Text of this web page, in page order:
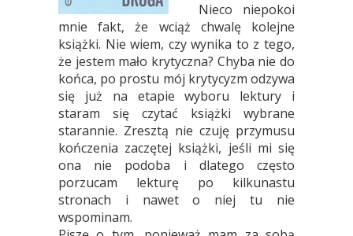
Nieco niepokoi
mnie fakt, że wciąż chwalę kolejne
książki. Nie wiem, czy wynika to z tego,
że jestem mało krytyczna? Chyba nie do
końca, po prostu mój krytycyzm odzywa
się już na etapie wyboru lektury i
staram się czytać książki wybrane
starannie. Zresztą nie czuję przymusu
kończenia zaczętej książki, jeśli mi się
ona nie podoba i dlatego często
porzucam lekturę po kilkunastu
stronach i nawet o niej tu nie
wspominam.